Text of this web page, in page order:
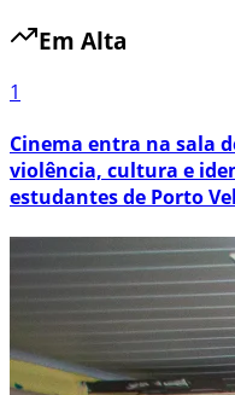
Em Alta
1
Cinema entra na sala
violência, cultura e
estudantes de Porto